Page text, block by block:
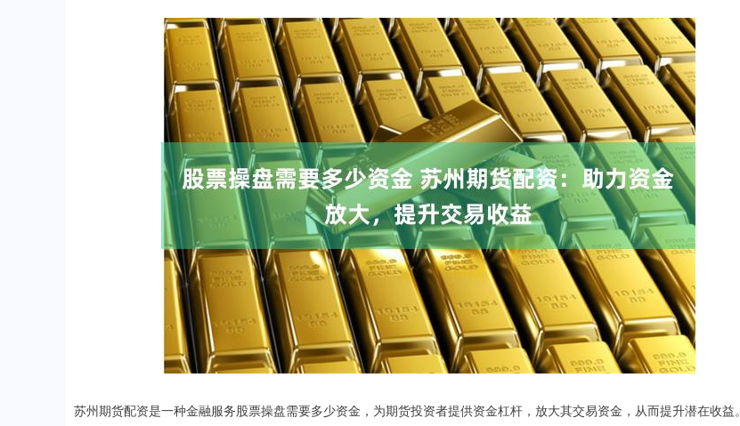
苏州期货配资是一种金融服务股票操盘需要多少资金，为期货投资者提供资金杠杆，放大其交易资金，从而提升潜在收益。